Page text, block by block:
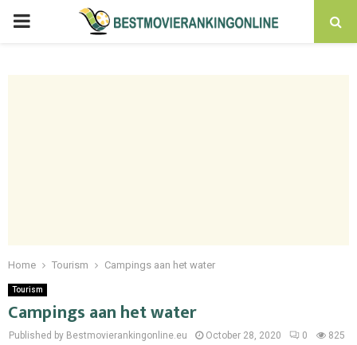
PRIMARY
Home Tourism Campings aan het water
Tourism
Campings aan het water
Published by Bestmovierankingonline.eu October 28, 2020 0 825